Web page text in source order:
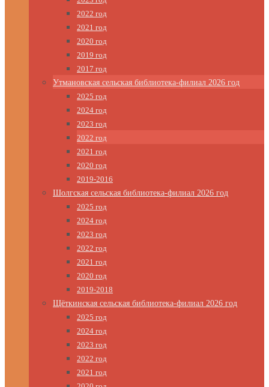
2022 год
2021 год
2020 год
2019 год
2017 год
Утмановская сельская библиотека-филиал 2026 год
2025 год
2024 год
2023 год
2022 год
2021 год
2020 год
2019-2016
Шолгская сельская библиотека-филиал 2026 год
2025 год
2024 год
2023 год
2022 год
2021 год
2020 год
2019-2018
Щёткинская сельская библиотека-филиал 2026 год
2025 год
2024 год
2023 год
2022 год
2021 год